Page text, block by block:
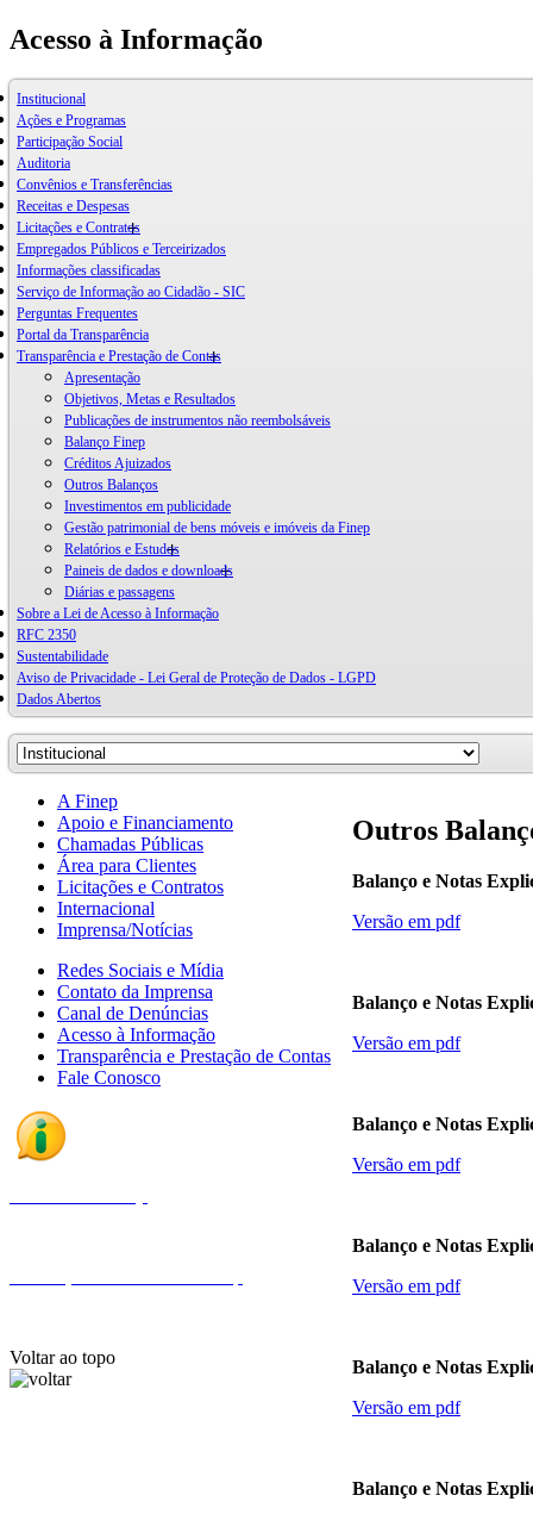
Acesso à Informação
Institucional
Ações e Programas
Participação Social
Auditoria
Convênios e Transferências
Receitas e Despesas
Licitações e Contratos
Empregados Públicos e Terceirizados
Informações classificadas
Serviço de Informação ao Cidadão - SIC
Perguntas Frequentes
Portal da Transparência
Transparência e Prestação de Contas
Apresentação
Objetivos, Metas e Resultados
Publicações de instrumentos não reembolsáveis
Balanço Finep
Créditos Ajuizados
Outros Balanços
Investimentos em publicidade
Gestão patrimonial de bens móveis e imóveis da Finep
Relatórios e Estudos
Paineis de dados e downloads
Diárias e passagens
Sobre a Lei de Acesso à Informação
RFC 2350
Sustentabilidade
Aviso de Privacidade - Lei Geral de Proteção de Dados - LGPD
Dados Abertos
Outros
Balanço e Notas
Versão em pdf
Balanço e Notas
Versão em pdf
Balanço e Notas
Versão em pdf
Balanço e Notas
Versão em pdf
Balanço e Notas
Versão em pdf
Balanço e Notas
A Finep
Apoio e Financiamento
Chamadas Públicas
Área para Clientes
Licitações e Contratos
Internacional
Imprensa/Notícias
Redes Sociais e Mídia
Contato da Imprensa
Canal de Denúncias
Acesso à Informação
Transparência e Prestação de Contas
Fale Conosco
Voltar ao topo